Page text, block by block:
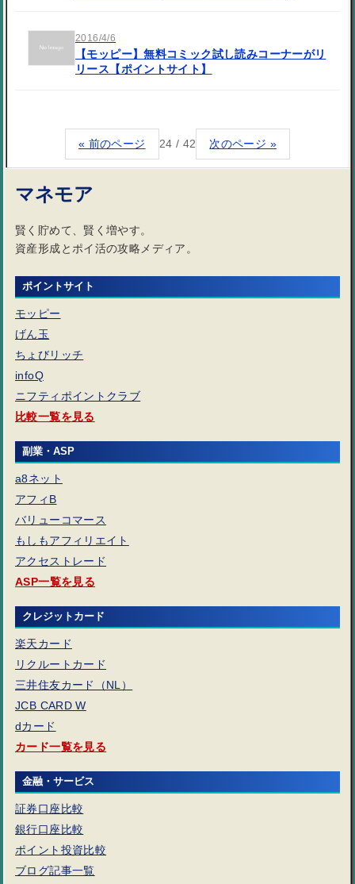
2016/4/6
【モッピー】無料コミック試し読みコーナーがリ
リース【ポイントサイト】
« 前のページ 24 / 42 次のページ »
マネモア
賢く貯めて、賢く増やす。
資産形成とポイ活の攻略メディア。
ポイントサイト
モッピー
げん玉
ちょびリッチ
infoQ
ニフティポイントクラブ
比較一覧を見る
副業・ASP
a8ネット
アフィB
バリューコマース
もしもアフィリエイト
アクセストレード
ASP一覧を見る
クレジットカード
楽天カード
リクルートカード
三井住友カード（NL）
JCB CARD W
dカード
カード一覧を見る
金融・サービス
証券口座比較
銀行口座比較
ポイント投資比較
ブログ記事一覧